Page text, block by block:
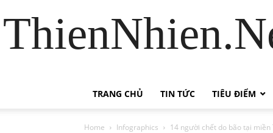
TRANG CHỦ TIN TỨC TIÊU ĐIỂM
Home Infographics 14 người chết do bão tại